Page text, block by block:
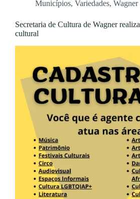
Municípios, Variedades, Wagner
Secretaria de Cultura de Wagner
cultural